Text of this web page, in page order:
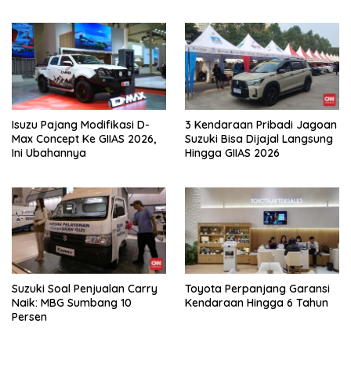
Isuzu Pajang Modifikasi D-
Max Concept Ke GIIAS 2026,
Ini Ubahannya
3 Kendaraan Pribadi Jagoan
Suzuki Bisa Dijajal Langsung
Hingga GIIAS 2026
Suzuki Soal Penjualan Carry
Naik: MBG Sumbang 10
Persen
Toyota Perpanjang Garansi
Kendaraan Hingga 6 Tahun